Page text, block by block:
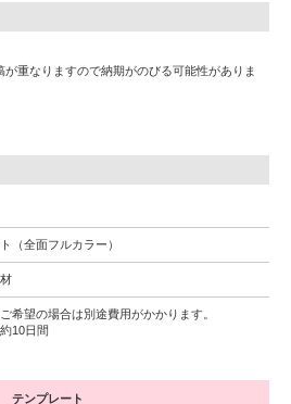
重なりますので納期がのびる可能性がありま
（全面フルカラー）
希望の場合は別途費用がかかります。
10日間
テンプレート